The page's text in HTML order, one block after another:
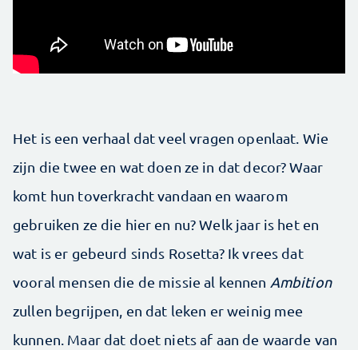
Het is een verhaal dat veel vragen openlaat. Wie
zijn die twee en wat doen ze in dat decor? Waar
komt hun toverkracht vandaan en waarom
gebruiken ze die hier en nu? Welk jaar is het en
wat is er gebeurd sinds Rosetta? Ik vrees dat
vooral mensen die de missie al kennen Ambition
zullen begrijpen, en dat leken er weinig mee
kunnen. Maar dat doet niets af aan de waarde van